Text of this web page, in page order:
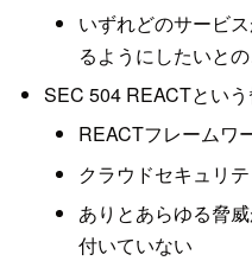
いずれどのサービ
るようにしたいと
SEC 504 REACTとい
REACTフレームワ
クラウドセキュリ
ありとあらゆる脅
付いていない